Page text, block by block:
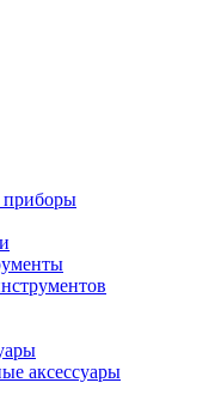
приборы
аксессуары